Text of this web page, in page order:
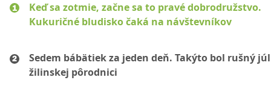
Keď sa zotmie, začne sa to pravé dobrodružstvo.
Kukuričné bludisko čaká na návštevníkov
Sedem bábätiek za jeden deň. Takýto bol rušný
žilinskej pôrodnici